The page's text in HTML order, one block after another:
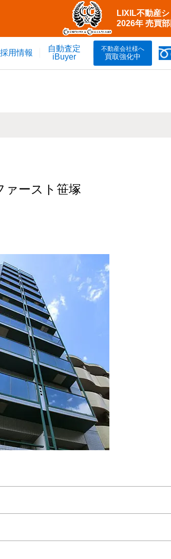
LIXIL不動産
2026年 売買
採用情報
自動査定
iBuyer
不動産会社様へ
買取強化中
ァースト笹塚